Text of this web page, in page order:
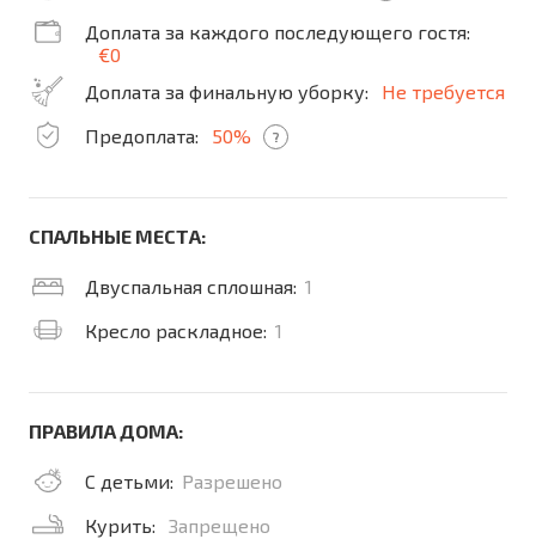
Доплата за каждого последующего гостя:
€0
Доплата за финальную уборку:
Не требуется
Предоплата:
50% ?
СПАЛЬНЫЕ МЕСТА:
Двуспальная сплошная: 1
Кресло раскладное: 1
ПРАВИЛА ДОМА:
С детьми: Разрешено
Курить:
Запрещено